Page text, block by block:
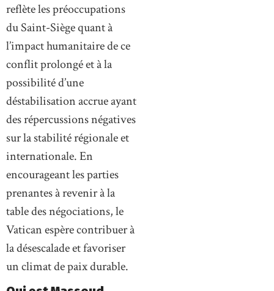
reflète les préoccupations
du Saint-Siège quant à
l’impact humanitaire de ce
conflit prolongé et à la
possibilité d’une
déstabilisation accrue ayant
des répercussions négatives
sur la stabilité régionale et
internationale. En
encourageant les parties
prenantes à revenir à la
table des négociations, le
Vatican espère contribuer à
la désescalade et favoriser
un climat de paix durable.